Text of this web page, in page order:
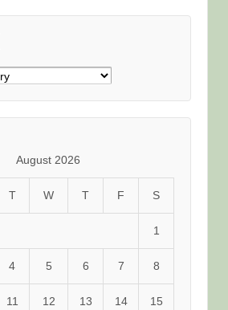
August 2026
T W T F S
1
4 5 6 7 8
11 12 13 14 15